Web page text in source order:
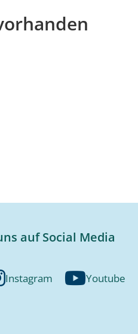
auf Social Media
Instagram Youtube